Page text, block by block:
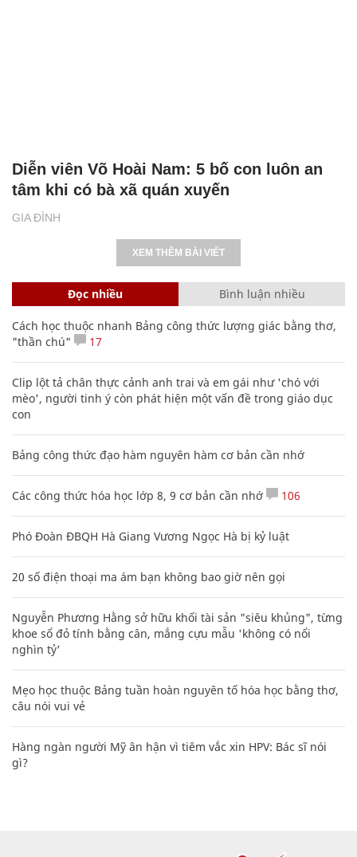
GIA ĐÌNH
Diễn viên Võ Hoài Nam: 5 bố con luôn an
tâm khi có bà xã quán xuyến
XEM THÊM BÀI VIẾT
Đọc nhiều Bình luận nhiều
Cách học thuộc nhanh Bảng công thức lượng giác bằng thơ,
"thần chú"
17
Clip lột tả chân thực cảnh anh trai và em gái như 'chó với
mèo', người tinh ý còn phát hiện một vấn đề trong giáo dục
con
Bảng công thức đạo hàm nguyên hàm cơ bản cần nhớ
Các công thức hóa học lớp 8, 9 cơ bản cần nhớ 106
Phó Đoàn ĐBQH Hà Giang Vương Ngọc Hà bị kỷ luật
20 số điện thoại ma ám bạn không bao giờ nên gọi
Nguyễn Phương Hằng sở hữu khối tài sản "siêu khủng", từng
khoe sổ đỏ tính bằng cân, mắng cựu mẫu 'không có nổi
nghìn tỷ'
Mẹo học thuộc Bảng tuần hoàn nguyên tố hóa học bằng thơ,
câu nói vui vẻ
Hàng ngàn người Mỹ ân hận vì tiêm vắc xin HPV: Bác sĩ nói
gì?